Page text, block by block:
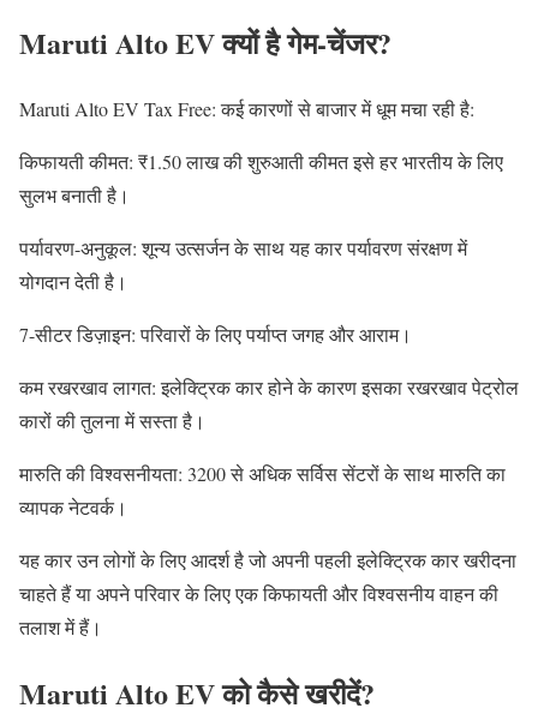
Maruti Alto EV क्यों है गेम-चेंजर?
Maruti Alto EV Tax Free: कई कारणों से बाजार में धूम मचा रही है:
किफायती कीमत: ₹1.50 लाख की शुरुआती कीमत इसे हर भारतीय के लिए
सुलभ बनाती है।
पर्यावरण-अनुकूल: शून्य उत्सर्जन के साथ यह कार पर्यावरण संरक्षण में
योगदान देती है।
7-सीटर डिज़ाइन: परिवारों के लिए पर्याप्त जगह और आराम।
कम रखरखाव लागत: इलेक्ट्रिक कार होने के कारण इसका रखरखाव पेट्रोल
कारों की तुलना में सस्ता है।
मारुति की विश्वसनीयता: 3200 से अधिक सर्विस सेंटरों के साथ मारुति का
व्यापक नेटवर्क।
यह कार उन लोगों के लिए आदर्श है जो अपनी पहली इलेक्ट्रिक कार खरीदना
चाहते हैं या अपने परिवार के लिए एक किफायती और विश्वसनीय वाहन की
तलाश में हैं।
Maruti Alto EV को कैसे खरीदें?